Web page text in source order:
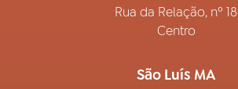
Rua da Relação, nº 18
Centro
São Luís MA